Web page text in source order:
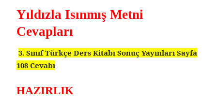
Yıldızla Isınmış Metni
Cevapları
3. Sınıf Türkçe Ders Kitabı Sonuç Yayınları Sayfa
108 Cevabı
HAZIRLIK